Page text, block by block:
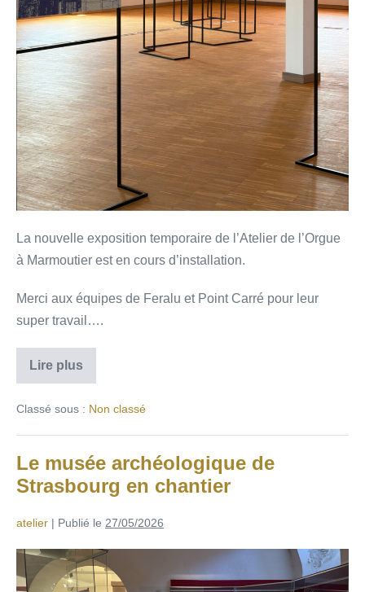
La nouvelle exposition temporaire de l’Atelier de l’Orgue
à Marmoutier est en cours d’installation.
Merci aux équipes de Feralu et Point Carré pour leur
super travail….
Lire plus
Classé sous : Non classé
Le musée archéologique de
Strasbourg en chantier
atelier | Publié le 27/05/2026